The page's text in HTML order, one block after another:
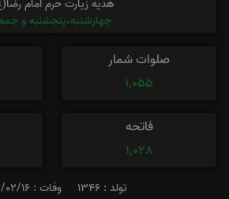
هدیه زیارت حرم امام
چهارشنبه،پنجشنبه و
صلوات شمار
1,055
فاتحه
1,028
تولد : 1346 وفات : 1365/02/16